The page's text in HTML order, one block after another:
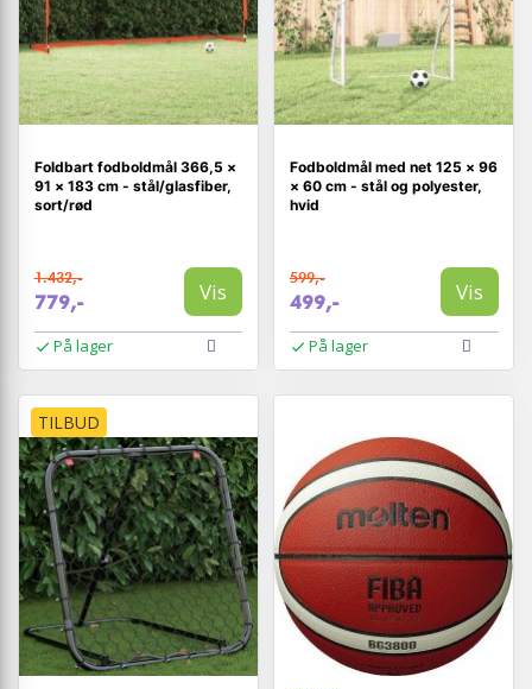
Foldbart fodboldmål 366,5 ×
91 × 183 cm - stål/glasfiber,
sort/rød
1.432,-
779,- Vis
På lager
Fodboldmål med net 125 × 96
× 60 cm - stål og polyester,
hvid
599,-
499,- Vis
På lager
TILBUD